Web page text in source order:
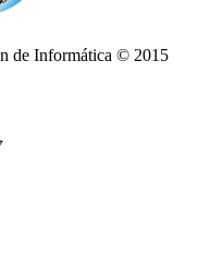
de Informática © 2015